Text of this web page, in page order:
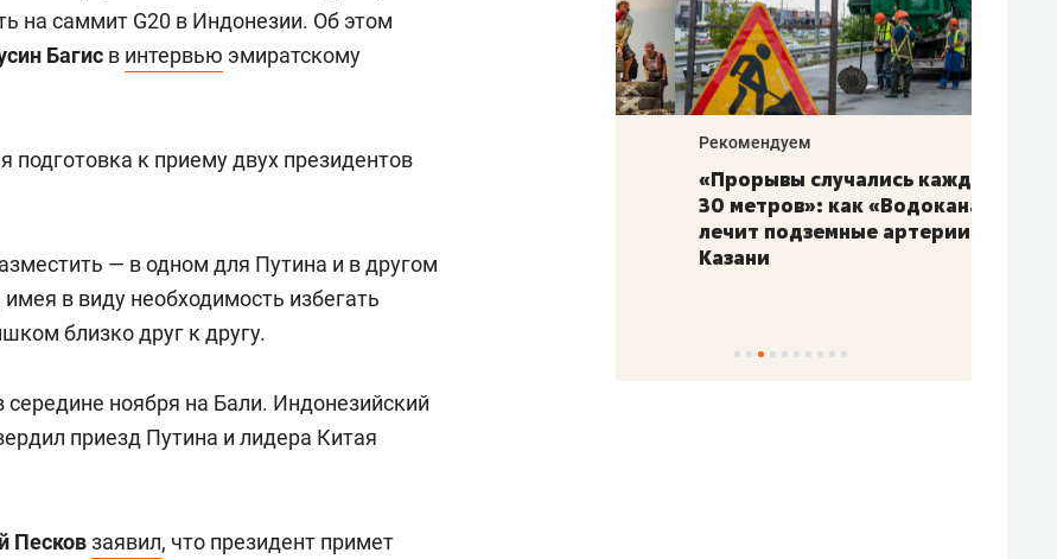
на саммит G20 в Индонезии. Об этом
Багис в интервью эмиратскому
подготовка к приему двух президентов
— в одном для Путина и в другом
в виду необходимость избегать
близко друг к другу.
ноября на Бали. Индонезийский
приезд Путина и лидера Китая
Песковзаявил, что президент примет
в дикой
как основа
команд
Мексика, рок-концерт
«Гонка Героев»
Рекомендуем
«Прорывы случались каждые
30 метров»: как «Водоканал»
лечит подземные артерии
Казани